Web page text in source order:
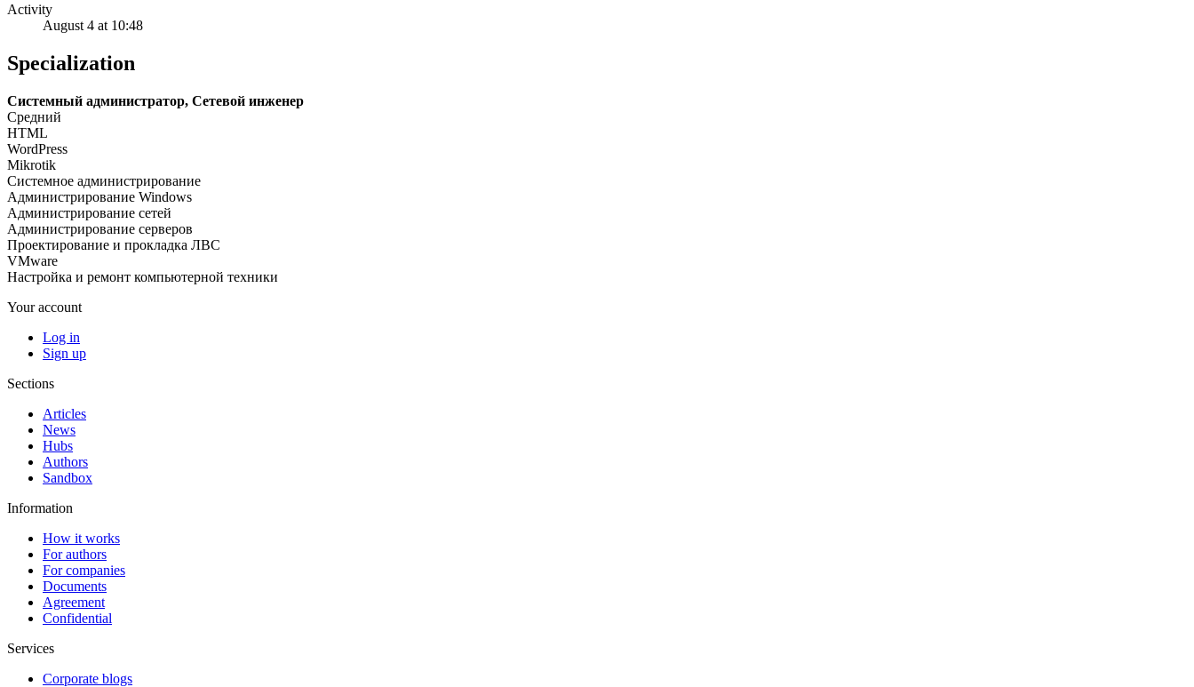
Activity
August 4 at 10:48
Specialization
Системный администратор, Сетевой инженер
Средний
HTML
WordPress
Mikrotik
Системное администрирование
Администрирование Windows
Администрирование сетей
Администрирование серверов
Проектирование и прокладка ЛВС
VMware
Настройка и ремонт компьютерной техники
Your account
Log in
Sign up
Sections
Articles
News
Hubs
Authors
Sandbox
Information
How it works
For authors
For companies
Documents
Agreement
Confidential
Services
Corporate blogs